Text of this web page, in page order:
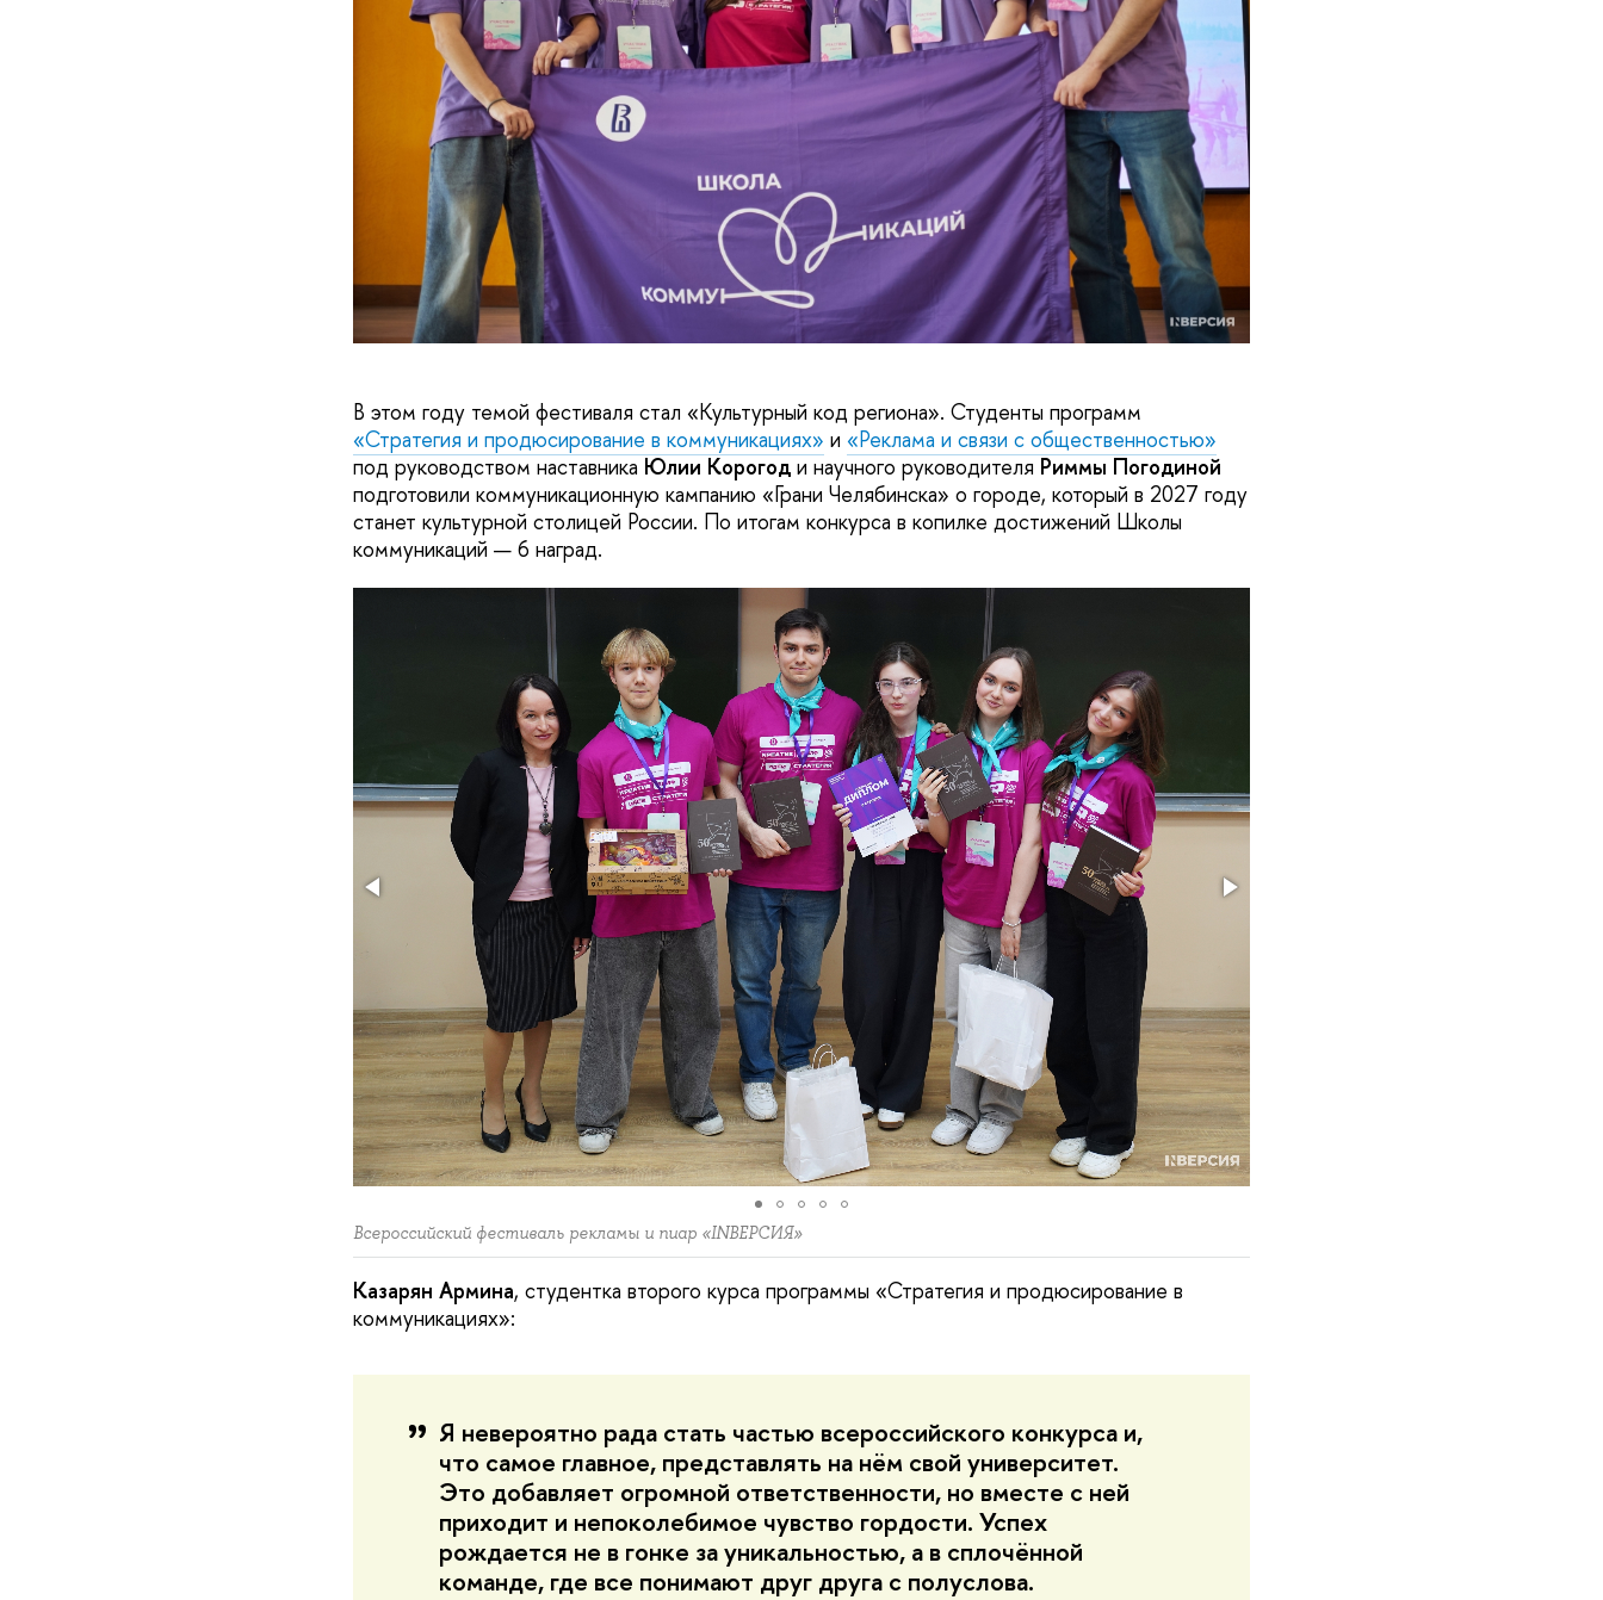
В этом году темой фестиваля стал «Культурный код региона». Студенты программ
«Стратегия и продюсирование в коммуникациях» и «Реклама и связи с общественностью»
под руководством наставника Юлии Корогоди научного руководителя Риммы Погодиной
подготовили коммуникационную кампанию «Грани Челябинска» о городе, который в 2027 году
станет культурной столицей России. По итогам конкурса в копилке достижений Школы
коммуникаций — 6 наград.
Всероссийский фестиваль рекламы и пиар «INВЕРСИЯ»
Казарян Армина, студентка второго курса программы «Стратегия и продюсирование в
коммуникациях»:
Я невероятно рада стать частью всероссийского конкурса и,
что самое главное, представлять на нём свой университет.
Это добавляет огромной ответственности, но вместе с ней
приходит и непоколебимое чувство гордости. Успех
рождается не в гонке за уникальностью, а в сплочённой
команде, где все понимают друг друга с полуслова.